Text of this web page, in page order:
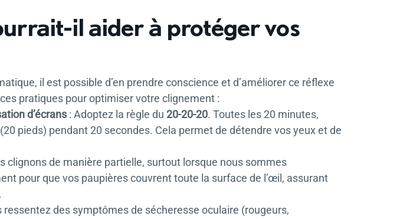
il aider à protéger vos
il est possible d’en prendre conscience et d’améliorer ce réflexe
pratiques pour optimiser votre clignement :
d’écrans : Adoptez la règle du 20-20-20. Toutes les 20 minutes,
pieds) pendant 20 secondes. Cela permet de détendre vos yeux et de
clignons de manière partielle, surtout lorsque nous sommes
pour que vos paupières couvrent toute la surface de l’œil, assurant
ressentez des symptômes de sécheresse oculaire (rougeurs,